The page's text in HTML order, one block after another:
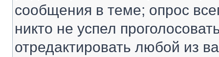
сообщения в теме; опрос
никто не успел
отредактировать любой из